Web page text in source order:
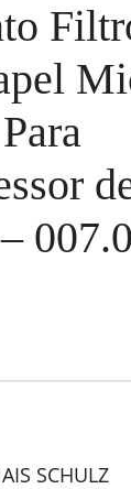
SCHULZ